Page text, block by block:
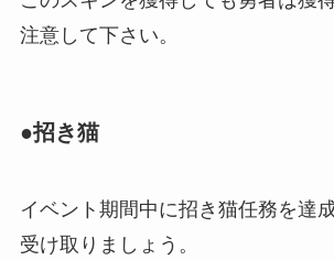
注意して下さい。
●招き猫
イベント期間中に招き猫任務を達
受け取りましょう。